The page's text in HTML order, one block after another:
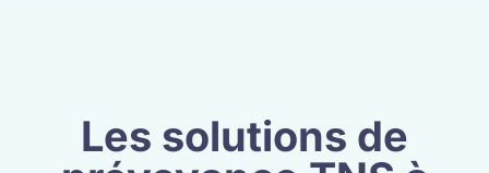
Les solutions de